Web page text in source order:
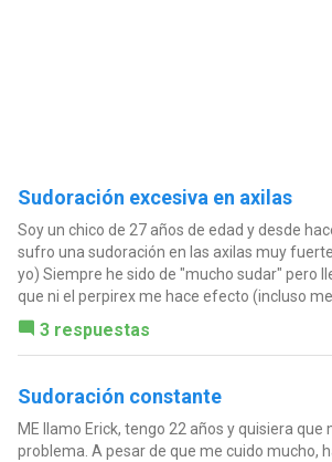
Sudoración excesiva en axilas
Soy un chico de 27 años de edad y desde
sufro una sudoración en las axilas muy
yo) Siempre he sido de "mucho sudar" pero
que ni el perpirex me hace efecto (incluso me
3 respuestas
Sudoración constante
ME llamo Erick, tengo 22 años y quisiera que
problema. A pesar de que me cuido mucho,